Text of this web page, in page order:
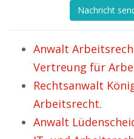
Nachricht
Anwalt
Vertreung für
Rechtsanwalt
Arbeitsrecht.
Anwalt